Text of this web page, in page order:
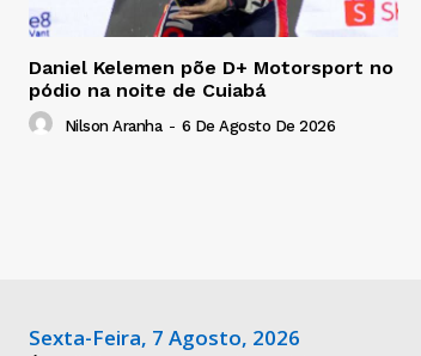
Daniel Kelemen põe D+ Motorsport no
pódio na noite de Cuiabá
Nilson Aranha - 6 De Agosto De 2026
Sexta-Feira, 7 Agosto, 2026